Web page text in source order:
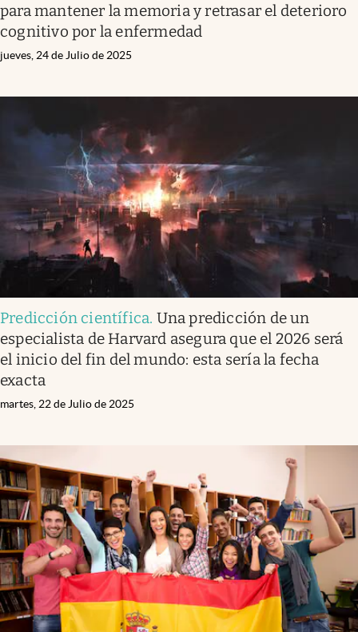
para mantener la memoria y retrasar el deterioro
cognitivo por la enfermedad
jueves, 24 de Julio de 2025
Predicción científica. Una predicción de un
especialista de Harvard asegura que el 2026 será
el inicio del fin del mundo: esta sería la fecha
exacta
martes, 22 de Julio de 2025